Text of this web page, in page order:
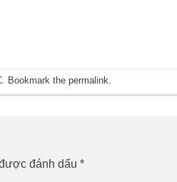
. Bookmark the permalink.
đánh dấu *